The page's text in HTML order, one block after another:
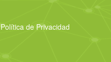
Política de Privacidad